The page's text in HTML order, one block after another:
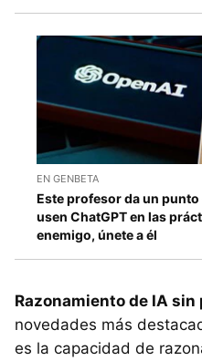
EN GENBETA
Este profesor da un
usen ChatGPT en las
enemigo, únete a él
Razonamiento de IA sin
novedades más
es la capacidad de